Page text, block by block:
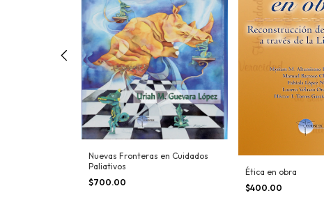
Nuevas Fronteras en Cuidados
Paliativos
$700.00
Ética en obra
$400.00